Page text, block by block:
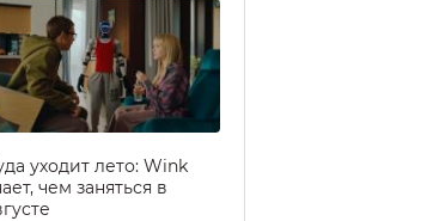
уходит лето: Wink
чем заняться в